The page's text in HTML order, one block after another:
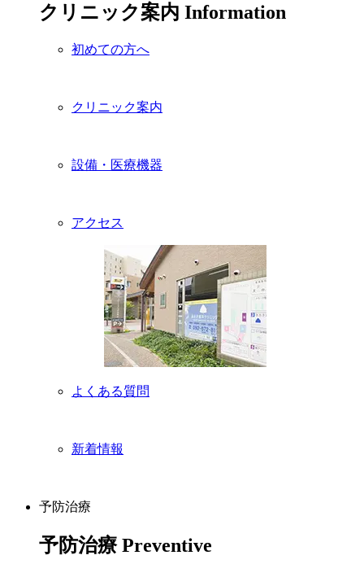
クリニック案内 Information
初めての方へ
クリニック案内
設備・医療機器
アクセス
よくある質問
新着情報
予防治療
予防治療 Preventive